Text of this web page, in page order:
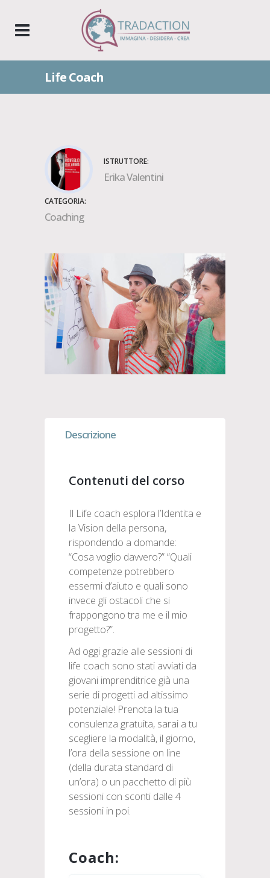
Life Coach
ISTRUTTORE:
Erika Valentini
CATEGORIA:
Coaching
Descrizione
Contenuti del corso
Il Life coach esplora l’Identita e
la Vision della persona,
rispondendo a domande:
“Cosa voglio davvero?” “Quali
competenze potrebbero
essermi d’aiuto e quali sono
invece gli ostacoli che si
frappongono tra me e il mio
progetto?”.
Ad oggi grazie alle sessioni di
life coach sono stati avviati da
giovani imprenditrice già una
serie di progetti ad altissimo
potenziale! Prenota la tua
consulenza gratuita, sarai a tu
scegliere la modalità, il giorno,
l’ora della sessione on line
(della durata standard di
un’ora) o un pacchetto di più
sessioni con sconti dalle 4
sessioni in poi.
Coach: